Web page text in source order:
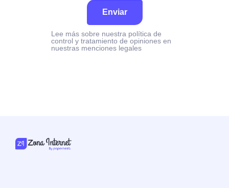
Enviar
Lee más sobre nuestra política de
control y tratamiento de opiniones en
nuestras menciones legales